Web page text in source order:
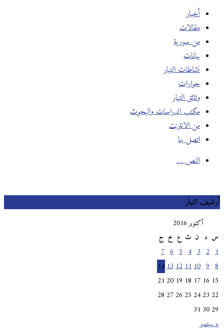
أخبار
مقالات
من سورية
بيانات
نشاطات التيار
حوارات
وثائق التيار
مكتب الدراسات والبحوث
من الانترنت
اتصل بنا
النص …
أرشيف التيار
أكتوبر 2016
س
ث خ ج
« سبتمبر
10
11
12
13
14
15
16
17
18
19
20
21
22
23
24
25
26
27
28
29
30
31